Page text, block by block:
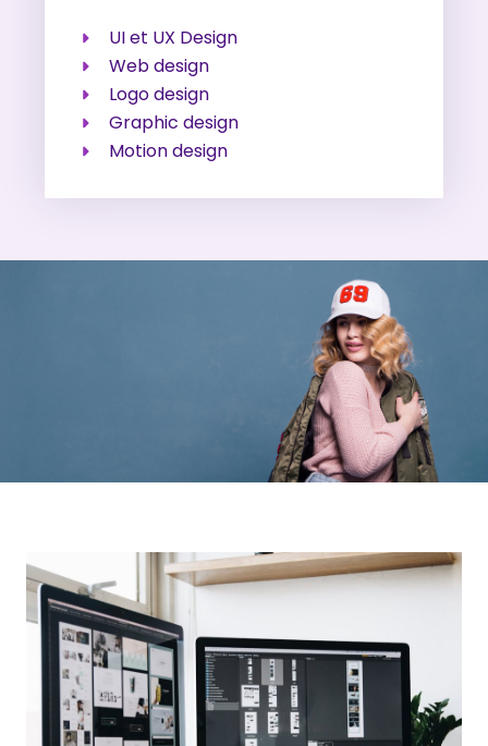
UI et UX Design​
Web design​
Logo design
Graphic design​
Motion design​